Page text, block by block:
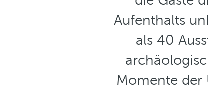
Aufenthalts
als 40
Momente der